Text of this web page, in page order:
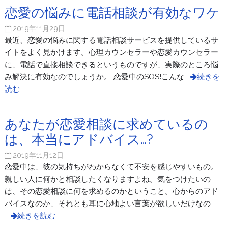
恋愛の悩みに電話相談が有効なワケ
2019年11月29日
最近、恋愛の悩みに関する電話相談サービスを提供しているサ
イトをよく見かけます。心理カウンセラーや恋愛カウンセラー
に、電話で直接相談できるというものですが、実際のところ悩
み解決に有効なのでしょうか。 恋愛中のSOS!こんな
続きを
読む
あなたが恋愛相談に求めているの
は、本当にアドバイス…?
2019年11月12日
恋愛中は、彼の気持ちがわからなくて不安を感じやすいもの。
親しい人に何かと相談したくなりますよね。気をつけたいの
は、その恋愛相談に何を求めるのかということ。心からのアド
バイスなのか、それとも耳に心地よい言葉が欲しいだけなの
続きを読む